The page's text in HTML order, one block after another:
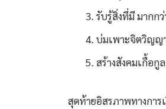
รับรู้สิ่งที่มี มากก
บ่มเพาะจิตวิญญ
สร้างสังคมเกื้อกู
สุดท้ายอิสรภาพทางกา